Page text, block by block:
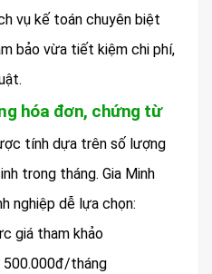
vụ kế toán chuyên biệt
bảo vừa tiết kiệm chi phí,
hóa đơn, chứng từ
tính dựa trên số lượng
trong tháng. Gia Minh
nghiệp dễ lựa chọn:
giá tham khảo
500.000đ/tháng